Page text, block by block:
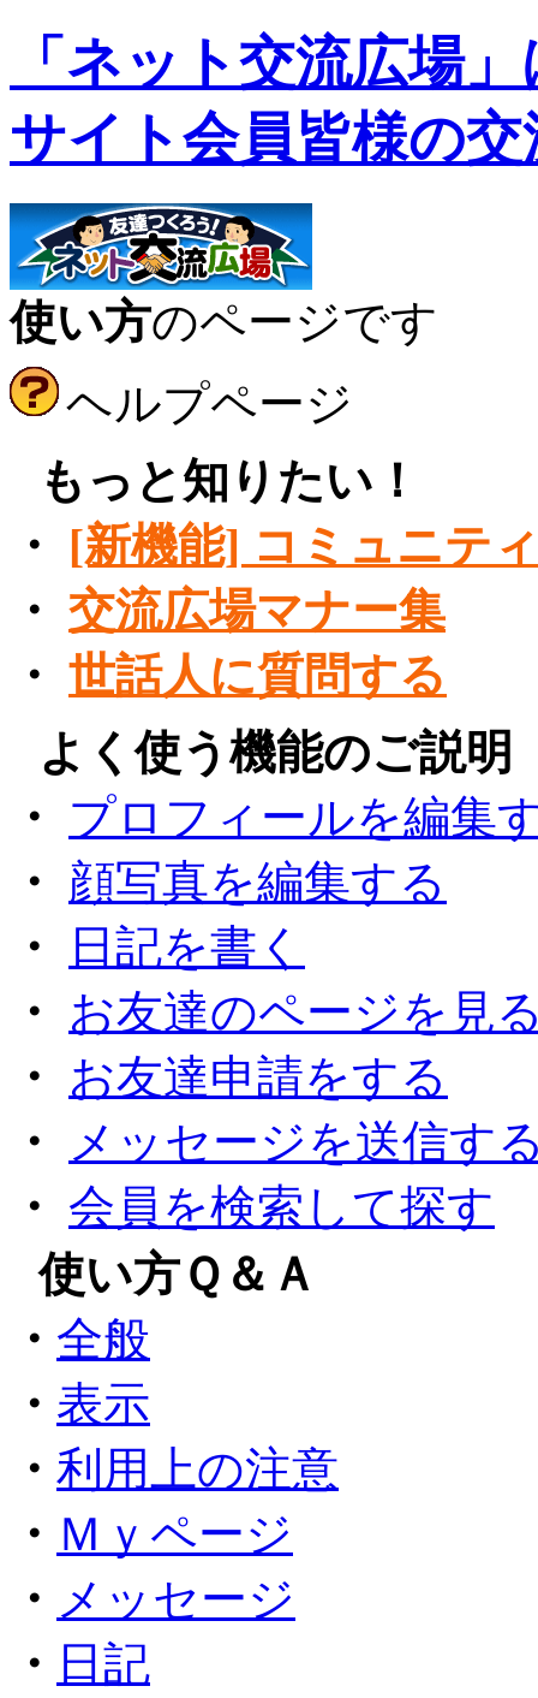
「ネット交流広場
サイト会員皆様の
使い方のページです
ヘルプページ
もっと知りたい！
・
[新機能] コミュニテ
・ 交流広場マナー集
・ 世話人に質問する
よく使う機能のご説明
・
プロフィールを編集
・
顔写真を編集する
・
日記を書く
・
お友達のページを見
・
お友達申請をする
・
メッセージを送信す
・ 会員を検索して探す
●使い方Ｑ＆Ａ
・ 全般
・ 表示
・ 利用上の注意
・ Ｍｙページ
・ メッセージ
・ 日記